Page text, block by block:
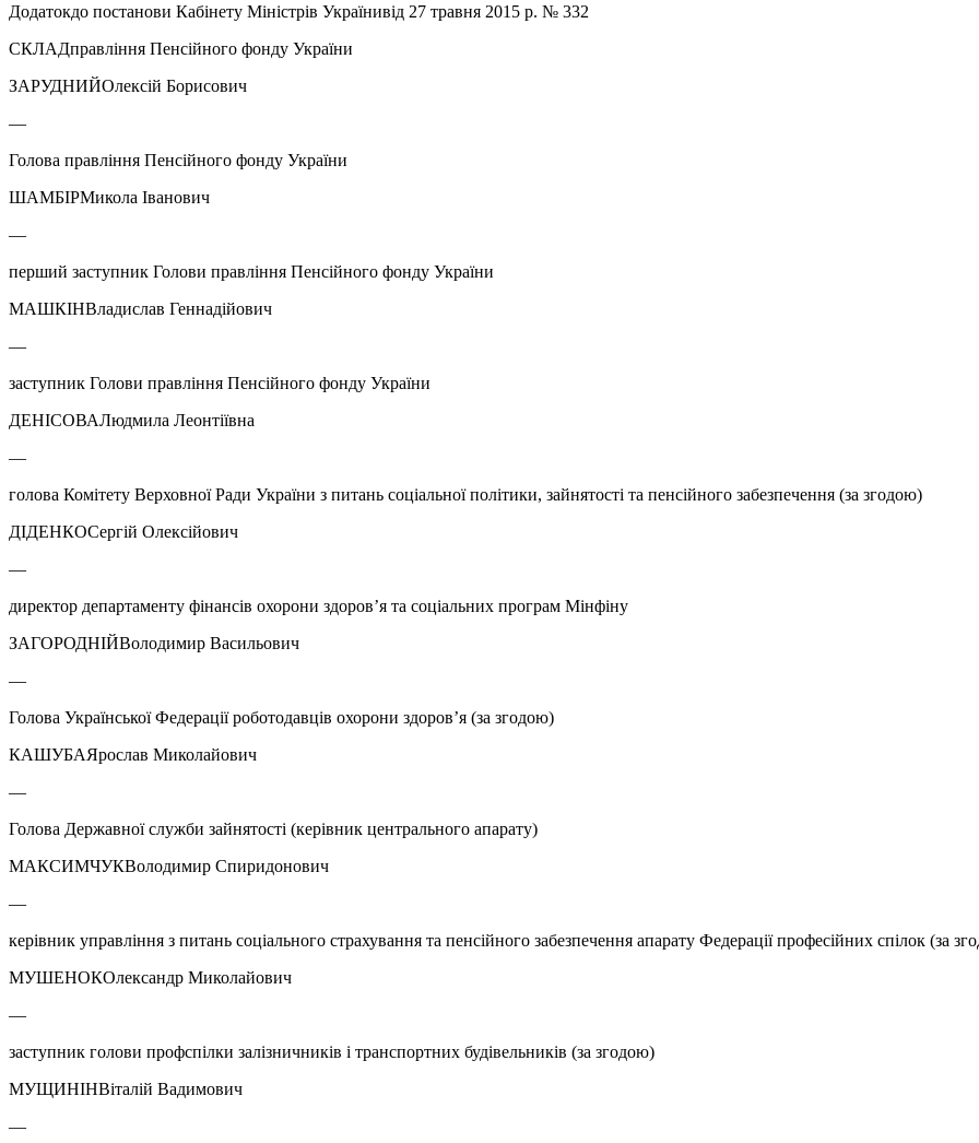
Додатокдо постанови Кабінету Міністрів Українивід 27 травня 2015 р. № 332
СКЛАДправління Пенсійного фонду України
ЗАРУДНИЙОлексій Борисович
—
Голова правління Пенсійного фонду України
ШАМБІРМикола Іванович
—
перший заступник Голови правління Пенсійного фонду України
МАШКІНВладислав Геннадійович
—
заступник Голови правління Пенсійного фонду України
ДЕНІСОВАЛюдмила Леонтіївна
—
голова Комітету Верховної Ради України з питань соціальної політики, зайнятості та пенсійного забезпечення (за згодою)
ДІДЕНКОСергій Олексійович
—
директор департаменту фінансів охорони здоров’я та соціальних програм Мінфіну
ЗАГОРОДНІЙВолодимир Васильович
—
Голова Української Федерації роботодавців охорони здоров’я (за згодою)
КАШУБАЯрослав Миколайович
—
Голова Державної служби зайнятості (керівник центрального апарату)
МАКСИМЧУКВолодимир Спиридонович
—
керівник управління з питань соціального страхування та пенсійного забезпечення апарату Федерації професійних спілок (за
МУШЕНОКОлександр Миколайович
—
заступник голови профспілки залізничників і транспортних будівельників (за згодою)
МУЩИНІНВіталій Вадимович
—